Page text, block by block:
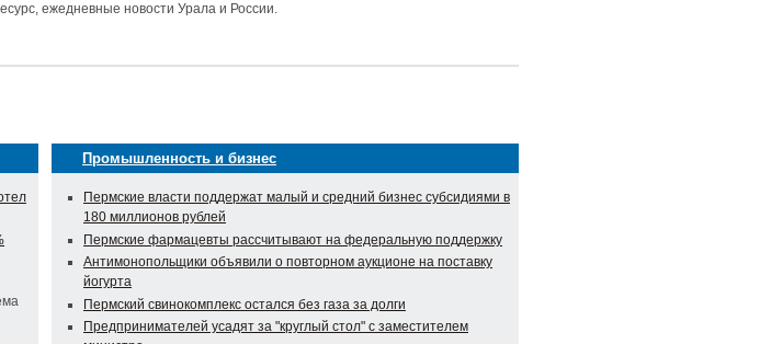
ежедневные новости Урала и России.
Промышленность и бизнес
Пермские власти поддержат малый и средний бизнес субсидиями в
180 миллионов рублей
Пермские фармацевты рассчитывают на федеральную поддержку
Антимонопольщики объявили о повторном аукционе на поставку
йогурта
Пермский свинокомплекс остался без газа за долги
Предпринимателей усадят за "круглый стол" с заместителем